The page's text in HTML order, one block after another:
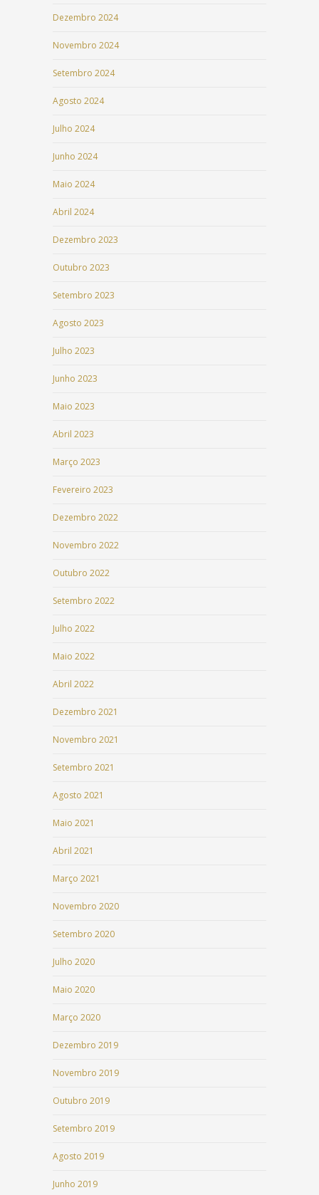
Dezembro 2024
Novembro 2024
Setembro 2024
Agosto 2024
Julho 2024
Junho 2024
Maio 2024
Abril 2024
Dezembro 2023
Outubro 2023
Setembro 2023
Agosto 2023
Julho 2023
Junho 2023
Maio 2023
Abril 2023
Março 2023
Fevereiro 2023
Dezembro 2022
Novembro 2022
Outubro 2022
Setembro 2022
Julho 2022
Maio 2022
Abril 2022
Dezembro 2021
Novembro 2021
Setembro 2021
Agosto 2021
Maio 2021
Abril 2021
Março 2021
Novembro 2020
Setembro 2020
Julho 2020
Maio 2020
Março 2020
Dezembro 2019
Novembro 2019
Outubro 2019
Setembro 2019
Agosto 2019
Junho 2019